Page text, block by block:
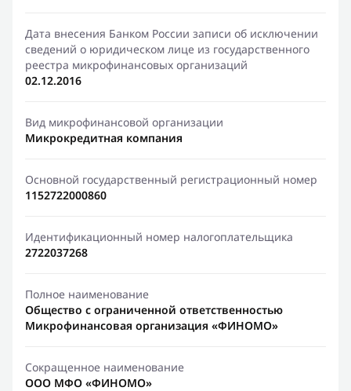
Дата внесения Банком России записи об исключении
сведений о юридическом лице из государственного
реестра микрофинансовых организаций
02.12.2016
Вид микрофинансовой организации
Микрокредитная компания
Основной государственный регистрационный номер
1152722000860
Идентификационный номер налогоплательщика
2722037268
Полное наименование
Общество с ограниченной ответственностью
Микрофинансовая организация «ФИНОМО»
Сокращенное наименование
ООО МФО «ФИНОМО»